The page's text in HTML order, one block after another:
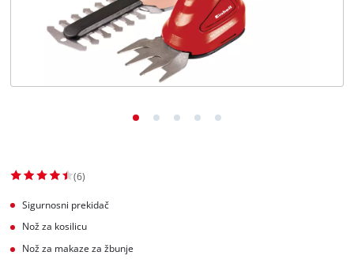
(6)
Sigurnosni prekidač
Nož za kosilicu
Nož za makaze za žbunje